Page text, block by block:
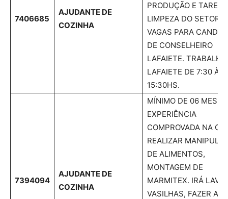
7406685
AJUDANTE DE
COZINHA
PRODUÇÃO E
LIMPEZA DO SETOR.
VAGAS PARA
DE CONSELHEIRO
LAFAIETE.
LAFAIETE DE 7:30 ÀS
15:30HS.
7394094
AJUDANTE DE
COZINHA
MÍNIMO DE 06
EXPERIÊNCIA
COMPROVADA NA
REALIZAR
DE ALIMENTOS,
MONTAGEM DE
MARMITEX. IRÁ
VASILHAS, FAZER A